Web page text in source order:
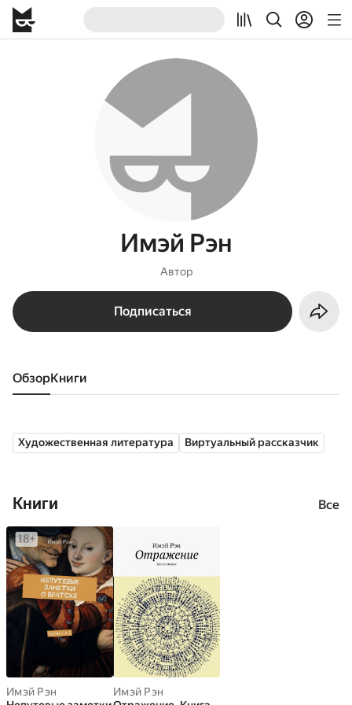
Имэй Рэн
Автор
Подписаться
Обзор книги
Художественная литература Виртуальный рассказчик
Книги Все
Имэй Рэн
Имэй Рэн